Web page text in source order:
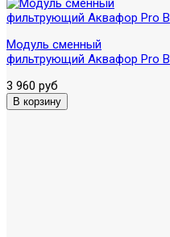
Модуль сменный
фильтрующий Аквафор Pro B
3 960 руб